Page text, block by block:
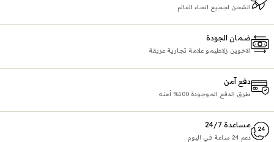
الشحن لجميع انحاء العالم
ضمان الجودة
الاخوين زلاطيمو علامة تجارية عريقة
دفع آمن
طرق الدفع الموجودة 100% أمنه
مساعدة 24/7
دعم 24 ساعة في اليوم